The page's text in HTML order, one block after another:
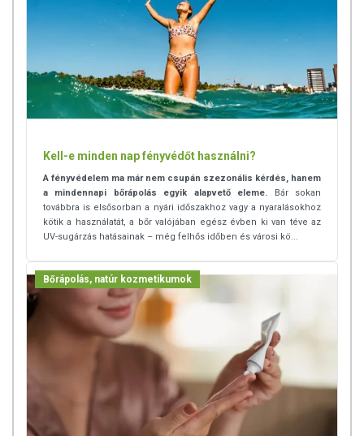
Kell-e minden nap fényvédőt használni?
A fényvédelem ma már nem csupán szezonális kérdés, hanem
a mindennapi bőrápolás egyik alapvető eleme.
Bár sokan
továbbra is elsősorban a nyári időszakhoz vagy a nyaralásokhoz
kötik a használatát, a bőr valójában egész évben ki van téve az
UV-sugárzás hatásainak – még felhős időben és városi kö...
Bőrápolás, natúr kozmetikumok